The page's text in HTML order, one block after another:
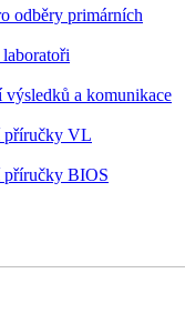
odběry primárních
výsledků a komunikace
příručky VL
příručky BIOS